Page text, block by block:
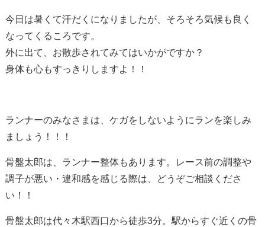
今日は暑くて汗だくになりましたが、そろそろ気候も良く
なってくるころです。
外に出て、お散歩されてみてはいかがですか？
身体も心もすっきりしますよ！！
ランナーのみなさまは、ケガをしないようにランを楽しみ
ましょう！！！
骨盤太郎は、ランナー整体もあります。レース前の調整や
調子が悪い・違和感を感じる際は、どうぞご相談くださ
い！！
骨盤太郎は代々木駅西口から徒歩3分。駅からすぐ近くの骨